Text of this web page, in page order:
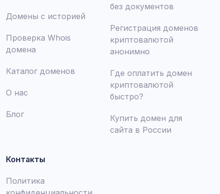
Домены с историей
Проверка Whois
домена
Каталог доменов
О нас
Блог
без документов
Регистрация доменов
криптовалютой
анонимно
Где оплатить домен
криптовалютой
быстро?
Купить домен для
сайта в России
Контакты
Политика